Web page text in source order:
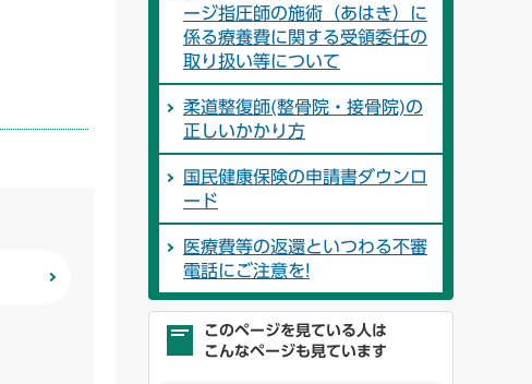
ージ指圧師の施術（あはき）に
係る療養費に関する受領委任の
取り扱い等について
柔道整復師(整骨院・接骨院)の
正しいかかり方
国民健康保険の申請書ダウンロ
ード
医療費等の返還といつわる不審
電話にご注意を!
このページを見ている人は
こんなページも見ています